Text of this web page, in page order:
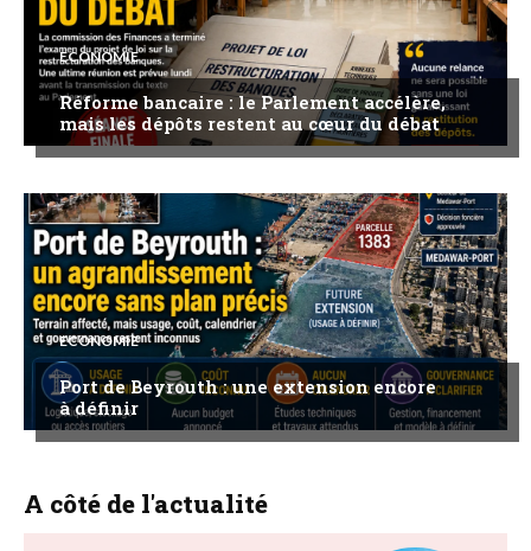
ECONOMIE
Réforme bancaire : le Parlement accélère,
mais les dépôts restent au cœur du débat
ECONOMIE
Port de Beyrouth : une extension encore
à définir
A côté de l'actualité